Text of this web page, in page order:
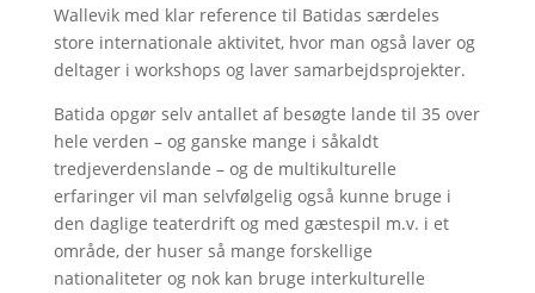
Wallevik med klar reference til Batidas særdeles
store internationale aktivitet, hvor man også laver og
deltager i workshops og laver samarbejdsprojekter.
Batida opgør selv antallet af besøgte lande til 35 over
hele verden – og ganske mange i såkaldt
tredjeverdenslande – og de multikulturelle
erfaringer vil man selvfølgelig også kunne bruge i
den daglige teaterdrift og med gæstespil m.v. i et
område, der huser så mange forskellige
nationaliteter og nok kan bruge interkulturelle